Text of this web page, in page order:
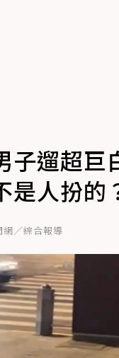
子遛超巨
是人扮的
網／綜合報導